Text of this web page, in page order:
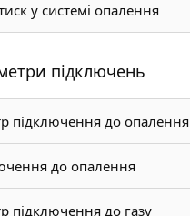
у системі опалення
підключень
підключення до опалення
до опалення
підключення до газу